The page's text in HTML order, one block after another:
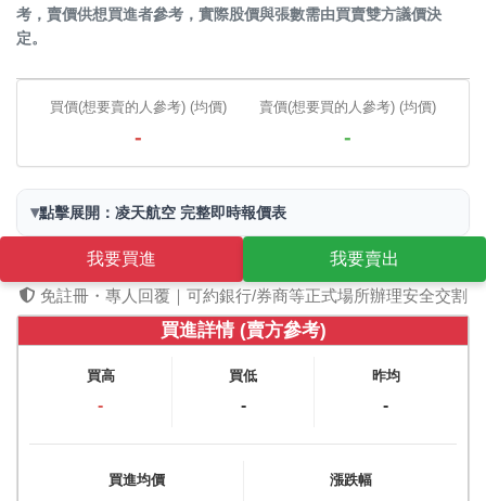
考，賣價供想買進者參考，實際股價與張數需由買賣雙方議價決
定。
買價(想要賣的人參考) (均價)
-
賣價(想要買的人參考) (均價)
-
▾點擊展開：凌天航空 完整即時報價表
我要買進
我要賣出
免註冊・專人回覆｜可約銀行/券商等正式場所辦理安全交割
買進詳情 (賣方參考)
買高
-
買低
-
昨均
-
買進均價 漲跌幅